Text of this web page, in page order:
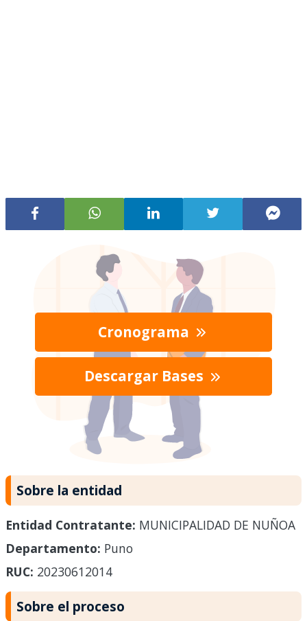
Cronograma
Descargar Bases
Sobre la entidad
Entidad Contratante: MUNICIPALIDAD DE NUÑOA
Departamento: Puno
RUC: 20230612014
Sobre el proceso